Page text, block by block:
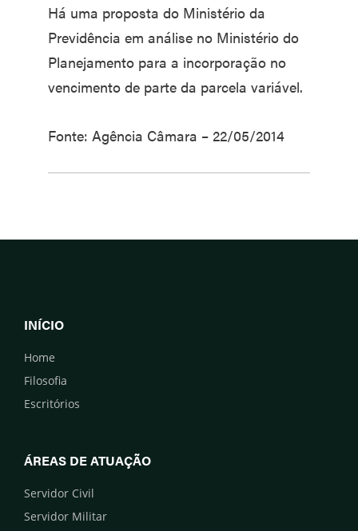
Há uma proposta do Ministério da
Previdência em análise no Ministério do
Planejamento para a incorporação no
vencimento de parte da parcela variável.
Fonte: Agência Câmara – 22/05/2014
INÍCIO
Home
Filosofia
Escritórios
ÁREAS DE ATUAÇÃO
Servidor Civil
Servidor Militar